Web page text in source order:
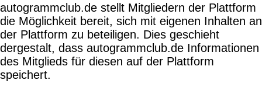
autogrammclub.de stellt Mitgliedern der Plattform
die Möglichkeit bereit, sich mit eigenen Inhalten an
der Plattform zu beteiligen. Dies geschieht
dergestalt, dass autogrammclub.de Informationen
des Mitglieds für diesen auf der Plattform
speichert.